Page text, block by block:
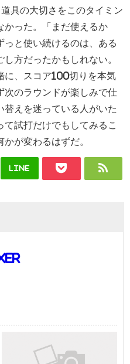
具の大切さをこのタイミン
かった。「まだ使えるか
っと使い続けるのは、ある
方だったかもしれない。
に、スコア100切りを本気
次のラウンドが楽しみで仕
えを迷っている人がいた
試打だけでもしてみるこ
が変わるはずだ。
LINE